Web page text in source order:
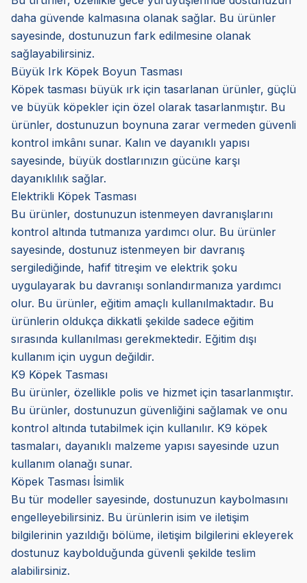
daha güvende kalmasına olanak sağlar. Bu ürünler
sayesinde, dostunuzun fark edilmesine olanak
sağlayabilirsiniz.
Büyük Irk Köpek Boyun Tasması
Köpek tasması büyük ırk için tasarlanan ürünler, güçlü
ve büyük köpekler için özel olarak tasarlanmıştır. Bu
ürünler, dostunuzun boynuna zarar vermeden güvenli
kontrol imkânı sunar. Kalın ve dayanıklı yapısı
sayesinde, büyük dostlarınızın gücüne karşı
dayanıklılık sağlar.
Elektrikli Köpek Tasması
Bu ürünler, dostunuzun istenmeyen davranışlarını
kontrol altında tutmanıza yardımcı olur. Bu ürünler
sayesinde, dostunuz istenmeyen bir davranış
sergilediğinde, hafif titreşim ve elektrik şoku
uygulayarak bu davranışı sonlandırmanıza yardımcı
olur. Bu ürünler, eğitim amaçlı kullanılmaktadır. Bu
ürünlerin oldukça dikkatli şekilde sadece eğitim
sırasında kullanılması gerekmektedir. Eğitim dışı
kullanım için uygun değildir.
K9 Köpek Tasması
Bu ürünler, özellikle polis ve hizmet için tasarlanmıştır.
Bu ürünler, dostunuzun güvenliğini sağlamak ve onu
kontrol altında tutabilmek için kullanılır. K9 köpek
tasmaları, dayanıklı malzeme yapısı sayesinde uzun
kullanım olanağı sunar.
Köpek Tasması İsimlik
Bu tür modeller sayesinde, dostunuzun kaybolmasını
engelleyebilirsiniz. Bu ürünlerin isim ve iletişim
bilgilerinin yazıldığı bölüme, iletişim bilgilerini ekleyerek
dostunuz kaybolduğunda güvenli şekilde teslim
alabilirsiniz.